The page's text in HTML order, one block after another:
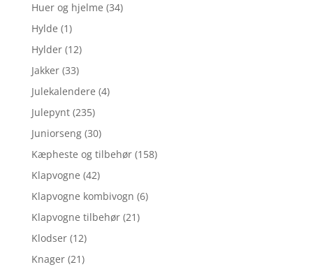
Huer og hjelme (34)
Hylde (1)
Hylder (12)
Jakker (33)
Julekalendere (4)
Julepynt (235)
Juniorseng (30)
Kæpheste og tilbehør (158)
Klapvogne (42)
Klapvogne kombivogn (6)
Klapvogne tilbehør (21)
Klodser (12)
Knager (21)